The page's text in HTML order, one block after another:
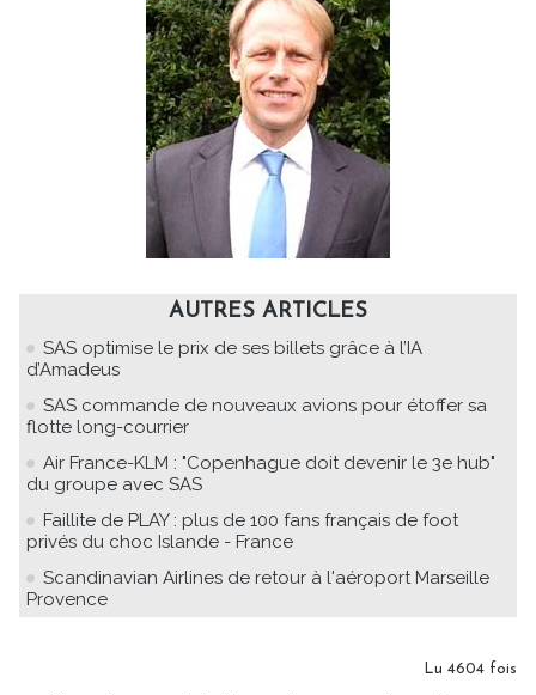
AUTRES ARTICLES
SAS optimise le prix de ses billets grâce à l’IA
d’Amadeus
SAS commande de nouveaux avions pour étoffer sa
flotte long-courrier
Air France-KLM : "Copenhague doit devenir le 3e hub"
du groupe avec SAS
Faillite de PLAY : plus de 100 fans français de foot
privés du choc Islande - France
Scandinavian Airlines de retour à l'aéroport Marseille
Provence
Lu 4604 fois